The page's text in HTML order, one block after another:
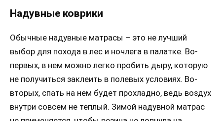
Надувные коврики
Обычные надувные матрасы – это не лучший
выбор для похода в лес и ночлега в палатке. Во-
первых, в нем можно легко пробить дыру, которую
не получиться заклеить в полевых условиях. Во-
вторых, спать на нем будет прохладно, ведь воздух
внутри совсем не теплый. Зимой надувной матрас